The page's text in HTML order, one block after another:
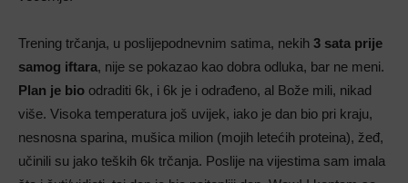
Trening trčanja, u poslijepodnevnim satima, nekih 3 sata prije
samog iftara, nije se pokazao kao dobra odluka, bar ne meni.
Plan je bio odraditi 6k, i 6k je i odrađeno, al Bože mili, nikad
više. Visoka temperatura još uvijek, iako je dan bio pri kraju,
nesnosna sparina, mušica milion (mojih letećih proteina), žeđ,
učinili su jako teških 6k trčanja. Poslije na vijestima sam imala